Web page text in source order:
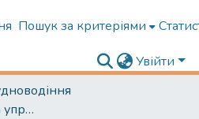
Пошук за критеріями
Увійти
Кафедра навігації та управління судном